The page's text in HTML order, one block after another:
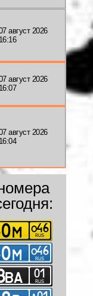
август 2026
16:16
август 2026
16:07
август 2026
16:04